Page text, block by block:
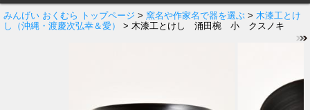
みんげい おくむら トップページ > 窯名や作家名で器を選ぶ > 木漆工とけ
し（沖縄・渡慶次弘幸＆愛）
> 木漆工とけし 涌田椀 小 クスノキ